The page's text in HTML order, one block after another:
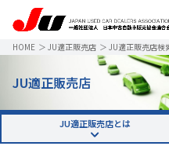
HOME ＞ JU適正販売店 ＞ JU適正販売店検
JU適正販売店
JU適正販売店とは